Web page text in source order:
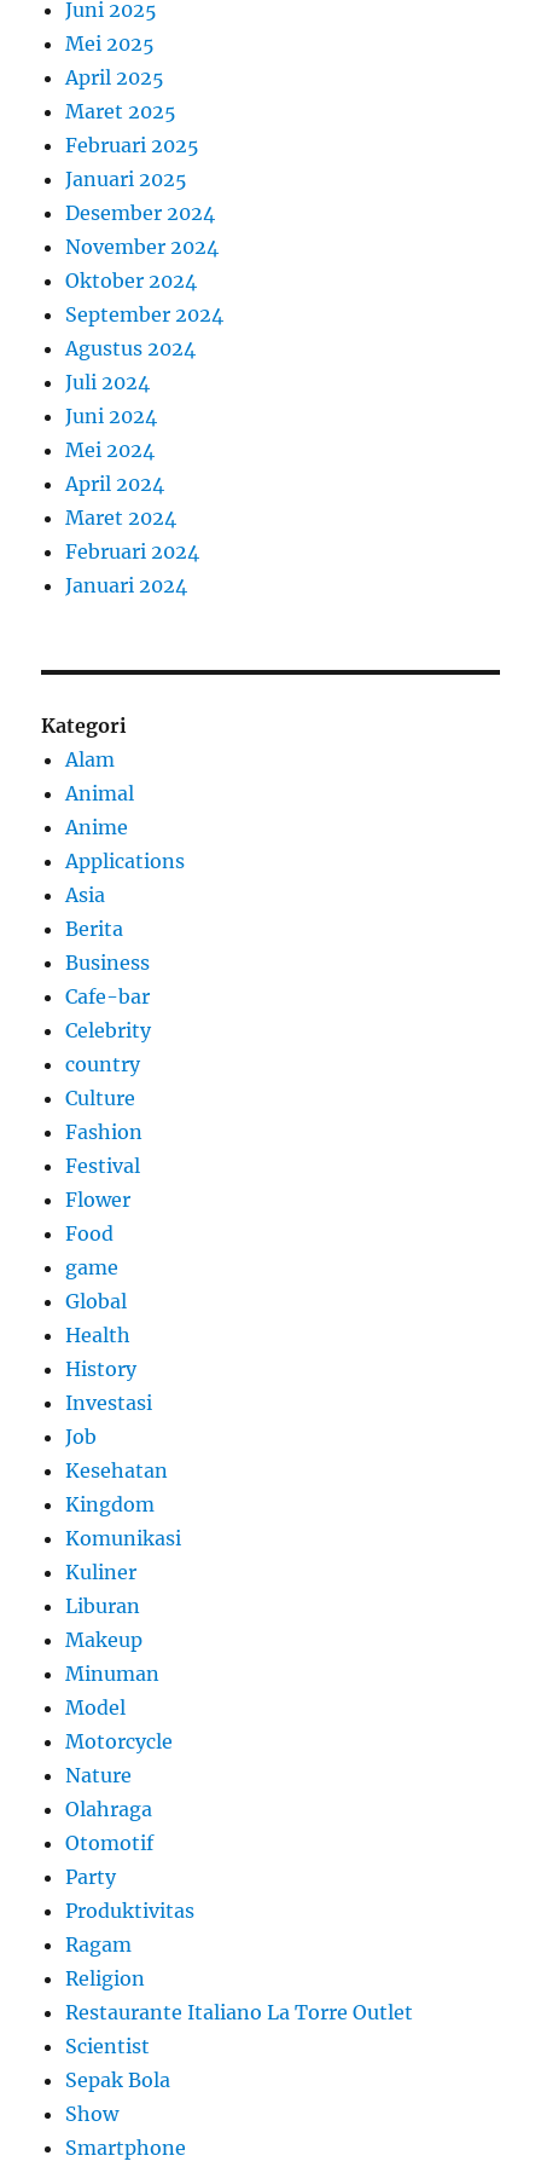
Juni 2025
Mei 2025
April 2025
Maret 2025
Februari 2025
Januari 2025
Desember 2024
November 2024
Oktober 2024
September 2024
Agustus 2024
Juli 2024
Juni 2024
Mei 2024
April 2024
Maret 2024
Februari 2024
Januari 2024
Kategori
Alam
Animal
Anime
Applications
Asia
Berita
Business
Cafe-bar
Celebrity
country
Culture
Fashion
Festival
Flower
Food
game
Global
Health
History
Investasi
Job
Kesehatan
Kingdom
Komunikasi
Kuliner
Liburan
Makeup
Minuman
Model
Motorcycle
Nature
Olahraga
Otomotif
Party
Produktivitas
Ragam
Religion
Restaurante Italiano La Torre Outlet
Scientist
Sepak Bola
Show
Smartphone